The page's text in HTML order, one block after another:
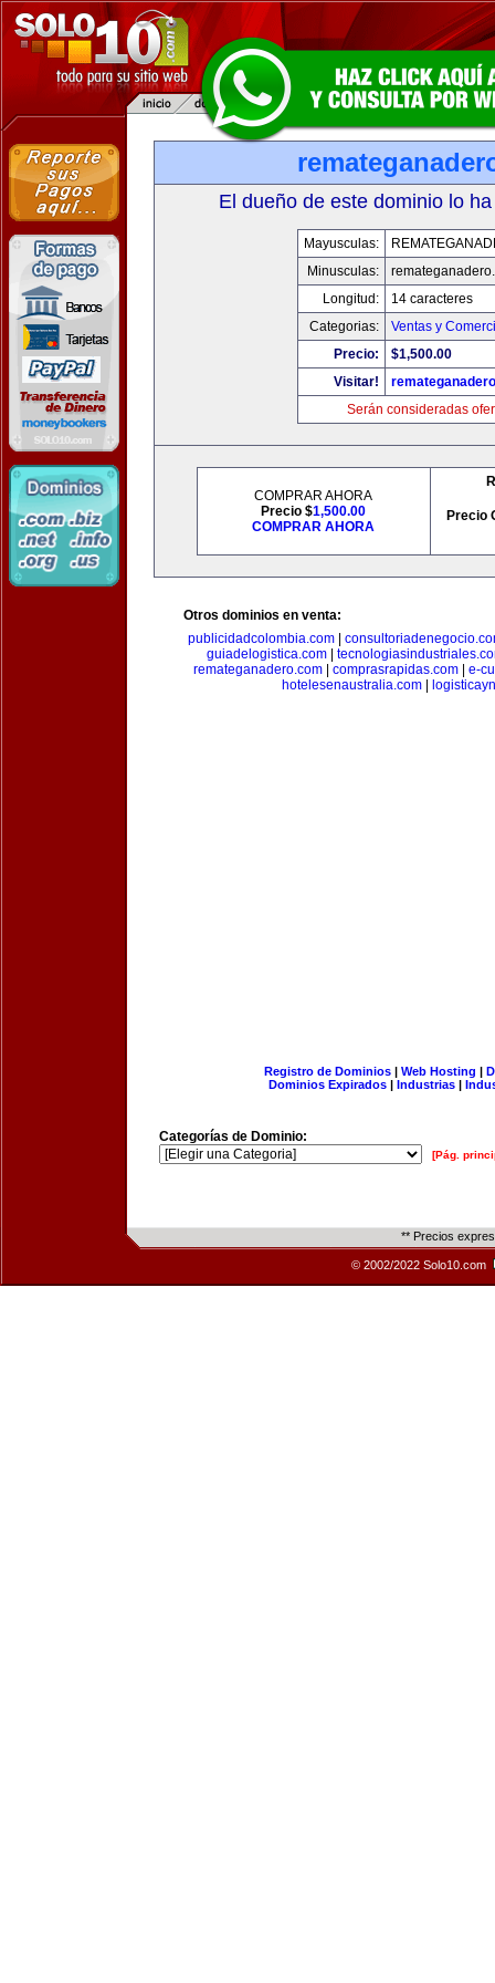
El dueño de este dominio lo
Mayusculas:
Minusculas:
Longitud:
14 caracteres
Categorias:
Ventas y
Precio:
$1,500.00
Visitar!
Serán consideradas
COMPRAR AHORA
Precio $1,500.00
COMPRAR AHORA
Precio
Otros dominios en venta:
publicidadcolombia.com|
guiadelogistica.com|
remateganadero.com
comprasrapidas.com
e-
hotelesenaustralia.com|
Registro de Dominios| Web Hosting |
Dominios Expirados | Industrias |
Categorías de Dominio:
[Pág.
** Precios
© 2002/2022 Solo10.com